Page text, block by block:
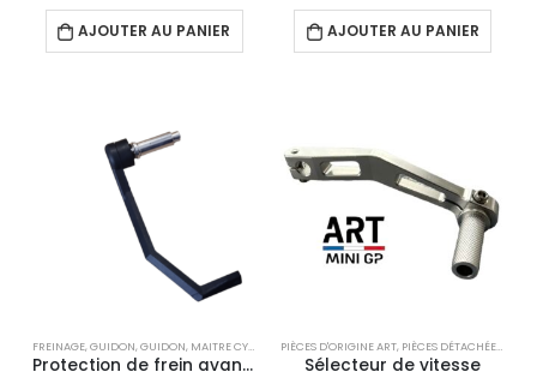
AJOUTER AU PANIER AJOUTER AU PANIER
FREINAGE,GUIDON,GUIDON, MAITRE CYLINDRE ,OPTIONS VMC,PADDOCK,POIGNÉE
Protection de frein avant Oxford
PIÈCES D'ORIGINE ART, PIÈCES DÉTACHÉES 10"
Sélecteur de vitesse